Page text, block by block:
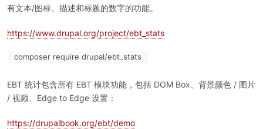
有文本/图标、描述和标题的数字的功能。
https://www.drupal.org/project/ebt_stats
composer require drupal/ebt_stats
EBT 统计包含所有 EBT 模块功能，包括 DOM Box、背景颜色 / 图片
/ 视频、Edge to Edge 设置：
https://drupalbook.org/ebt/demo